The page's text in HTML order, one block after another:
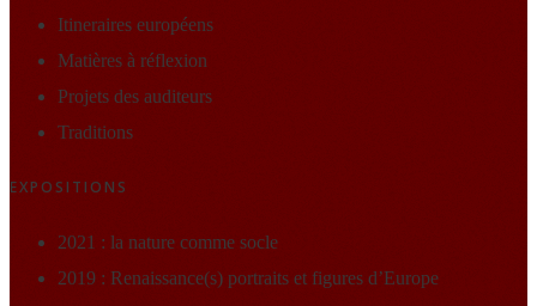
Itineraires européens
Matières à réflexion
Projets des auditeurs
Traditions
EXPOSITIONS
2021 : la nature comme socle
2019 : Renaissance(s) portraits et figures d’Europe